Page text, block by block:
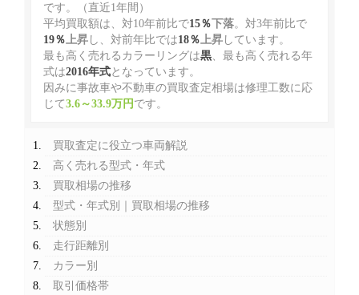
です。（直近1年間）
平均買取額は、対10年前比で15％下落。対3年前比で
19％上昇し、対前年比では18％上昇しています。
最も高く売れるカラーリングは黒、最も高く売れる年
式は2016年式となっています。
因みに事故車や不動車の買取査定相場は修理工数に応
じて3.6～33.9万円 です。
買取査定に役立つ車両解説
高く売れる型式・年式
買取相場の推移
型式・年式別｜買取相場の推移
状態別
走行距離別
カラー別
取引価格帯